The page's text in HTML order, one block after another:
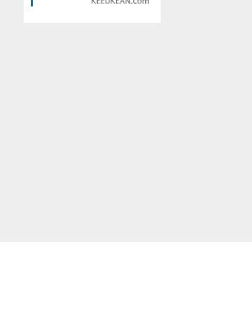
public_html/include/article/